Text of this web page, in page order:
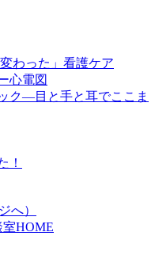
わった」看護ケア
心電図
ク―目と手と耳でここま
！
へ）
HOME